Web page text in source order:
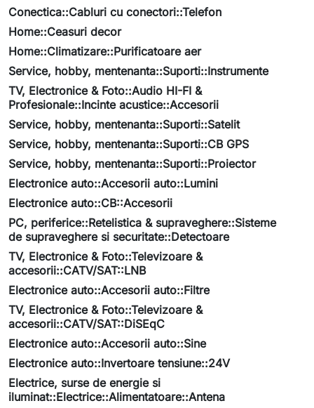
Conectica::Cabluri cu conectori::Telefon
Home::Ceasuri decor
Home::Climatizare::Purificatoare aer
Service, hobby, mentenanta::Suporti::Instrumente
TV, Electronice & Foto::Audio HI-FI &
Profesionale::Incinte acustice::Accesorii
Service, hobby, mentenanta::Suporti::Satelit
Service, hobby, mentenanta::Suporti::CB GPS
Service, hobby, mentenanta::Suporti::Proiector
Electronice auto::Accesorii auto::Lumini
Electronice auto::CB::Accesorii
PC, periferice::Retelistica & supraveghere::Sisteme
de supraveghere si securitate::Detectoare
TV, Electronice & Foto::Televizoare &
accesorii::CATV/SAT::LNB
Electronice auto::Accesorii auto::Filtre
TV, Electronice & Foto::Televizoare &
accesorii::CATV/SAT::DiSEqC
Electronice auto::Accesorii auto::Sine
Electronice auto::Invertoare tensiune::24V
Electrice, surse de energie si
iluminat::Electrice::Alimentatoare::Antena